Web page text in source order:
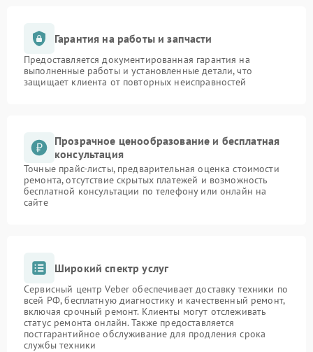
Гарантия на работы и запчасти
Предоставляется документированная гарантия на
выполненные работы и установленные детали, что
защищает клиента от повторных неисправностей
Прозрачное ценообразование и бесплатная
консультация
Точные прайс-листы, предварительная оценка стоимости
ремонта, отсутствие скрытых платежей и возможность
бесплатной консультации по телефону или онлайн на
сайте
Широкий спектр услуг
Сервисный центр Veber обеспечивает доставку техники по
всей РФ, бесплатную диагностику и качественный ремонт,
включая срочный ремонт. Клиенты могут отслеживать
статус ремонта онлайн. Также предоставляется
постгарантийное обслуживание для продления срока
службы техники